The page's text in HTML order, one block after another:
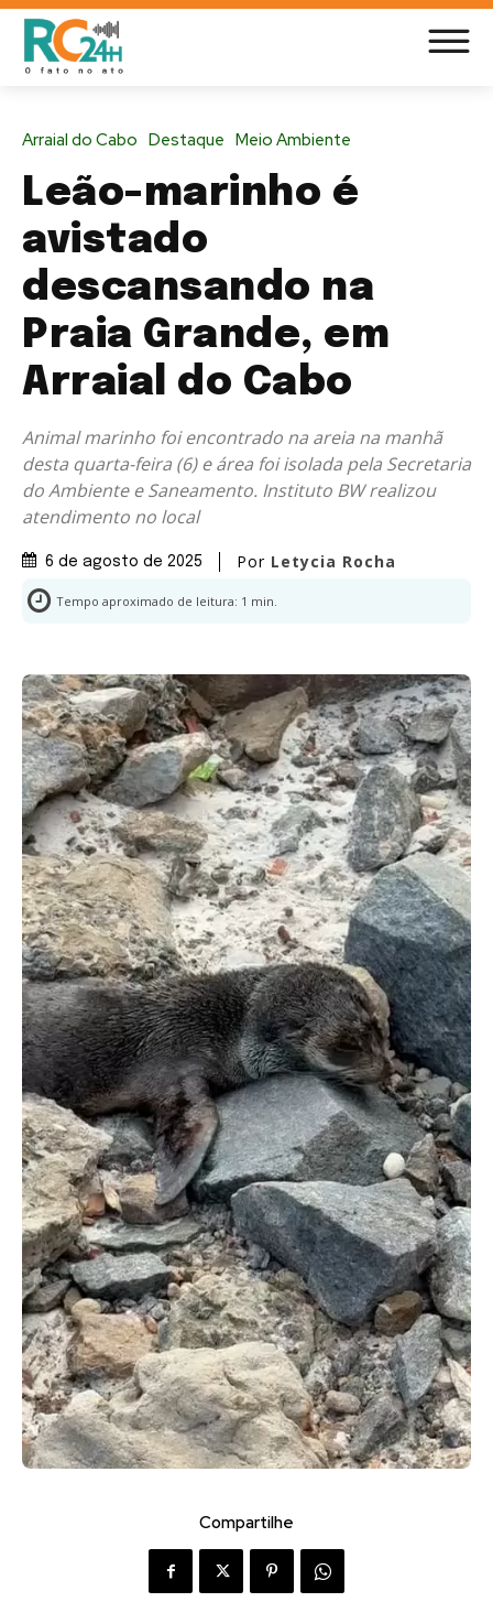
Arraial do Cabo Destaque Meio Ambiente
Leão-marinho é
avistado
descansando na
Praia Grande, em
Arraial do Cabo
Animal marinho foi encontrado na areia na manhã
desta quarta-feira (6) e área foi isolada pela Secretaria
do Ambiente e Saneamento. Instituto BW realizou
atendimento no local
6 de agosto de 2025 Por Letycia Rocha
Tempo aproximado de leitura: 1 min.
Compartilhe